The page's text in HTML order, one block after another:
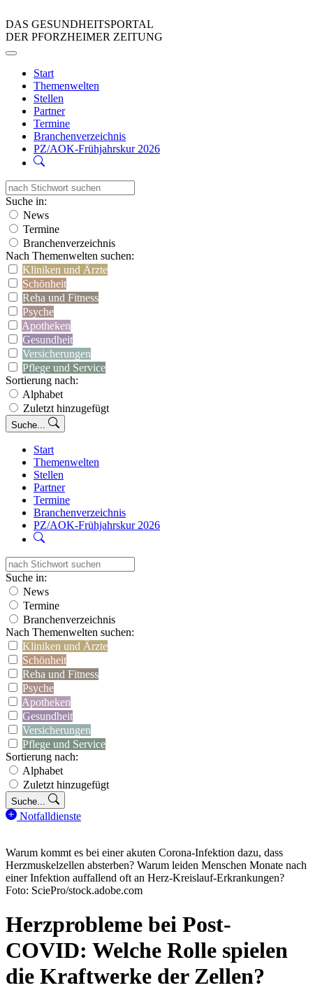
DAS GESUNDHEITSPORTAL
DER PFORZHEIMER ZEITUNG
Start
Themenwelten
Stellen
Partner
Termine
Branchenverzeichnis
PZ/AOK-Frühjahrskur 2026
Suche in:
News
Termine
Branchenverzeichnis
Nach Themenwelten suchen:
Kliniken und Ärzte
Schönheit
Reha und Fitness
Psyche
Apotheken
Gesundheit
Versicherungen
Pflege und Service
Sortierung nach:
Alphabet
Zuletzt hinzugefügt
Suche...
Start
Themenwelten
Stellen
Partner
Termine
Branchenverzeichnis
PZ/AOK-Frühjahrskur 2026
Suche in:
News
Termine
Branchenverzeichnis
Nach Themenwelten suchen:
Kliniken und Ärzte
Schönheit
Reha und Fitness
Psyche
Apotheken
Gesundheit
Versicherungen
Pflege und Service
Sortierung nach:
Alphabet
Zuletzt hinzugefügt
Suche...
Notfalldienste
Warum kommt es bei einer akuten Corona-Infektion dazu, dass
Herzmuskelzellen absterben? Warum leiden Menschen Monate nach
einer Infektion auffallend oft an Herz-Kreislauf-Erkrankungen?
Foto: SciePro/stock.adobe.com
Herzprobleme bei Post-
COVID: Welche Rolle spielen
die Kraftwerke der Zellen?